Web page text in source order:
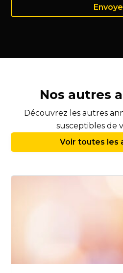
Nos autres
Découvrez les autres
susceptibles de
Voir toutes les